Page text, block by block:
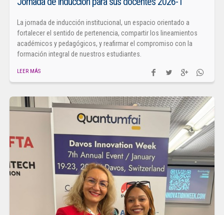
La jornada de inducción institucional, un espacio orientado a
fortalecer el sentido de pertenencia, compartir los lineamientos
académicos y pedagógicos, y reafirmar el compromiso con la
formación integral de nuestros estudiantes.
LEER MÁS